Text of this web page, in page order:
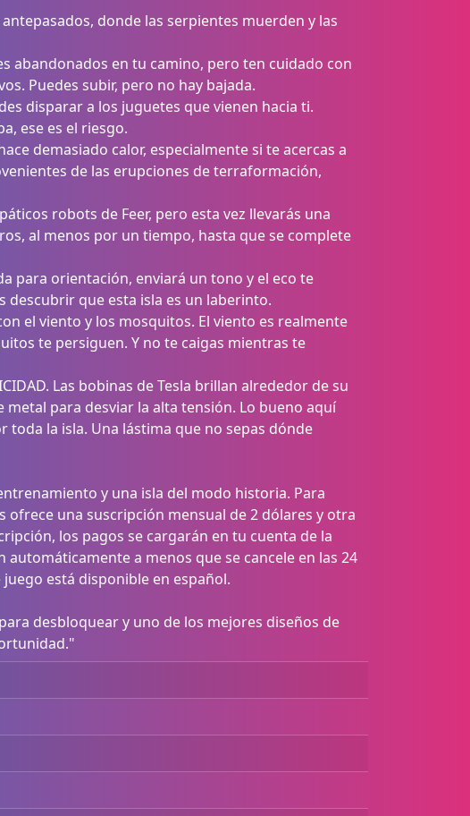
donde las serpientes muerden y las
abandonados en tu camino, pero ten cuidado con
Puedes subir, pero no hay bajada.
disparar a los juguetes que vienen hacia ti.
ese es el riesgo.
demasiado calor, especialmente si te acercas a
de las erupciones de terraformación,
robots de Feer, pero esta vez llevarás una
al menos por un tiempo, hasta que se complete
para orientación, enviará un tono y el eco te
descubrir que esta isla es un laberinto.
el viento y los mosquitos. El viento es realmente
te persiguen. Y no te caigas mientras te
Las bobinas de Tesla brillan alrededor de su
para desviar la alta tensión. Lo bueno aquí
toda la isla. Una lástima que no sepas dónde
y una isla del modo historia. Para
una suscripción mensual de 2 dólares y otra
los pagos se cargarán en tu cuenta de la
a menos que se cancele en las 24
está disponible en español.
desbloquear y uno de los mejores diseños de